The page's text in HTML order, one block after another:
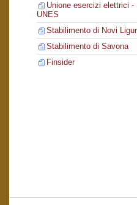
Unione esercizi elettrici -
UNES
Stabilimento di Novi
Stabilimento di Savona
Finsider